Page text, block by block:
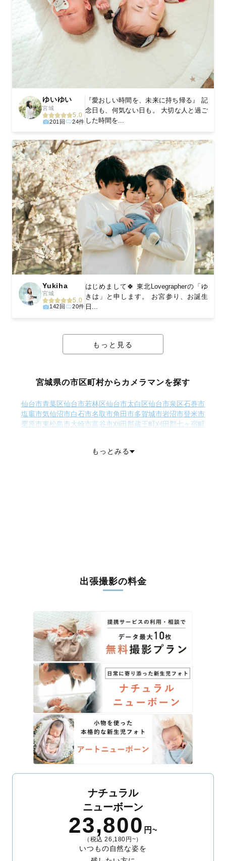
ゆいゆい
宮城
5.0
201回 24件
『愛おしい時間を、未来に持ち帰る』 記
念日も、何気ない日も。 大切な人と過ご
した時間を...
Yukiha
宮城
5.0
142回 20件
はじめまして🍀 東北Lovegrapherの「ゆ
きは」と申します。 お宮参り、お誕生
日...
もっと見る
宮城県の市区町村からカメラマンを探す
仙台市青葉区仙台市若林区仙台市太白区仙台市泉区石巻市
塩竈市気仙沼市白石市名取市角田市多賀城市岩沼市登米市
栗原市東松島市大崎市富谷市刈田郡蔵王町刈田郡七ヶ宿町
宮城郡利府町黒川郡大和町
もっとみる
出張撮影の料金
ナチュラル
ニューボーン
23,800 円~
（税込 26,180円~）
いつもの自然な姿を